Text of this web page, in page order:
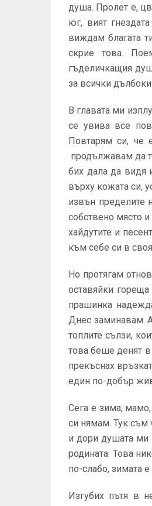
душа. Пролет е,
юг, вият
виждам благата
скрие това.
гъделичкащия
за всички
В главата ми
се увива все
Повтарям си, че
продължавам да
бих дала да видя
върху кожата си,
извън пределите
собствено място
хайдутите и
към себе си в
Но протягам
оставяйки
прашинка
Днес заминавам.
топлите сълзи,
това беше денят в
прекъснах
един по-добър
Сега е зима,
си нямам. Тук съм
и дори душата ми
родината. Това
по-слабо, зимата е
Изгубих пътя в